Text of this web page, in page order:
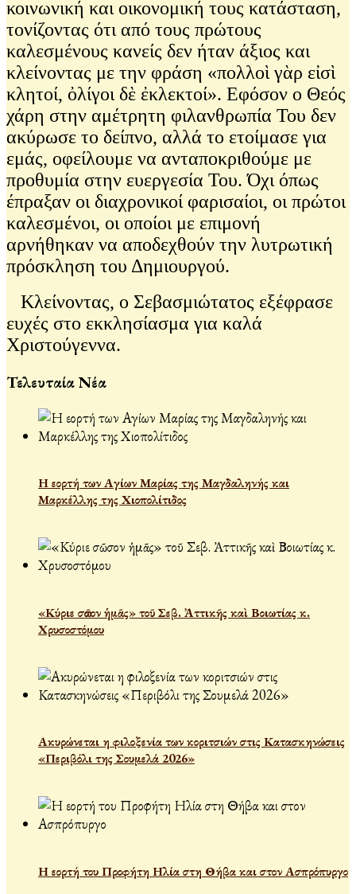
κοινωνική και οικονομική τους κατάσταση,
τονίζοντας ότι από τους πρώτους
καλεσμένους κανείς δεν ήταν άξιος και
κλείνοντας με την φράση «πολλοὶ γὰρ εἰσὶ
κλητοί, ὀλίγοι δὲ ἐκλεκτοί». Εφόσον ο Θεός
χάρη στην αμέτρητη φιλανθρωπία Του δεν
ακύρωσε το δείπνο, αλλά το ετοίμασε για
εμάς, οφείλουμε να ανταποκριθούμε με
προθυμία στην ευεργεσία Του. Όχι όπως
έπραξαν οι διαχρονικοί φαρισαίοι, οι πρώτοι
καλεσμένοι, οι οποίοι με επιμονή
αρνήθηκαν να αποδεχθούν την λυτρωτική
πρόσκληση του Δημιουργού.
Κλείνοντας, ο Σεβασμιώτατος εξέφρασε
ευχές στο εκκλησίασμα για καλά
Χριστούγεννα.
Τελευταία Νέα
Η εορτή των Αγίων Μαρίας της Μαγδαληνής και
Μαρκέλλης της Χιοπολίτιδος
«Κύριε σῶσον ἡμᾶς» τοῦ Σεβ. Ἀττικῆς καὶ Βοιωτίας κ.
Χρυσοστόμου
Ακυρώνεται η φιλοξενία των κοριτσιών στις Κατασκηνώσεις
«Περιβόλι της Σουμελά 2026»
Η εορτή του Προφήτη Ηλία στη Θήβα και στον Ασπρόπυργο